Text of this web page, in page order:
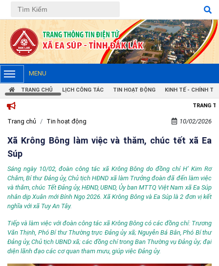
MENU
TRANG CHỦ LỊCH CÔNG TÁC TIN HOẠT ĐỘNG KINH TẾ - CHÍNH TRỊ
TRANG THÔNG TIN ĐIỆN TỬ
Trang chủ Tin hoạt động 10/02/2026
Xã Krông Bông làm việc và thăm, chúc tết xã Ea
Súp
Sáng ngày 10/02, đoàn công tác xã Krông Bông do đồng chí H’ Kim Rơ
Chăm, Bí thư Đảng ủy, Chủ tịch HĐND xã làm Trưởng đoàn đã đến làm việc
và thăm, chúc Tết Đảng ủy, HĐND, UBND, Ủy ban MTTQ Việt Nam xã Ea Súp
nhân dịp Xuân mới Bính Ngọ 2026. Xã Krông Bông và Ea Súp là 2 đơn vị kết
nghĩa với xã Tuy An Tây.
Tiếp và làm việc với đoàn công tác xã Krông Bông có các đồng chí: Trương
Văn Thịnh, Phó Bí thư Thường trực Đảng ủy xã; Nguyễn Bá Bân, Phó Bí thư
Đảng ủy, Chủ tịch UBND xã; các đồng chí trong Ban Thường vụ Đảng ủy; đại
diện lãnh đạo các cơ quan tham mưu, giúp việc Đảng ủy.